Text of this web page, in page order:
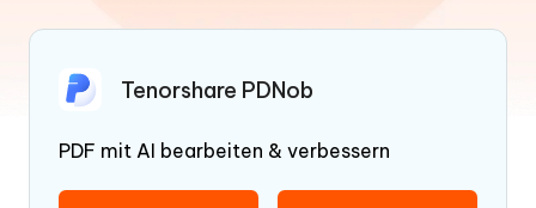
PDF
Tenorshare PDNob
PDF mit AI bearbeiten & verbessern